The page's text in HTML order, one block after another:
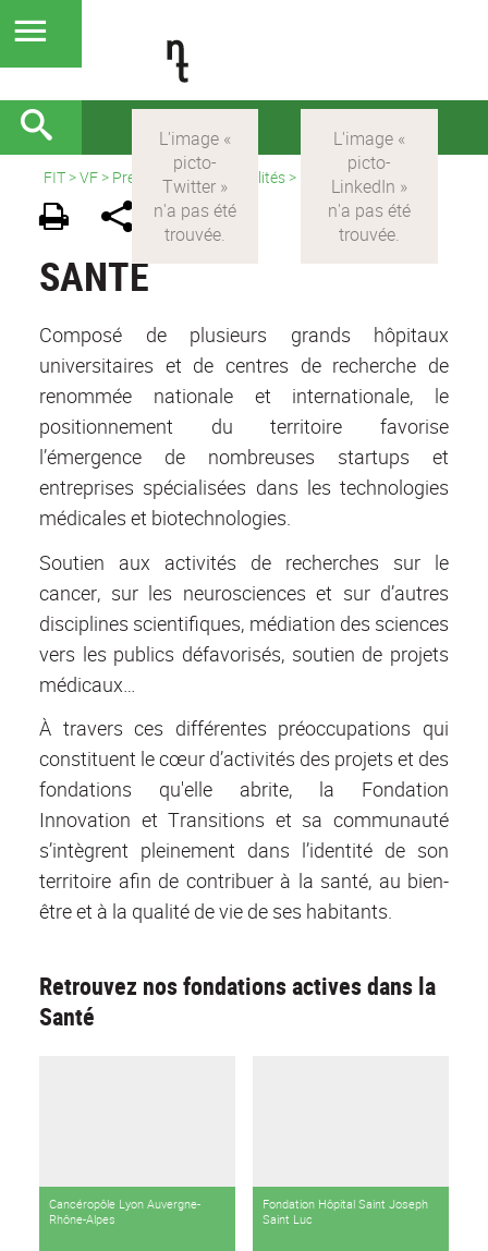
FIT>VF> Présentation et actualités> Santé
SANTÉ
Composé de plusieurs grands hôpitaux
universitaires et de centres de recherche de
renommée nationale et internationale, le
positionnement du territoire favorise
l’émergence de nombreuses startups et
entreprises spécialisées dans les technologies
médicales et biotechnologies.
Soutien aux activités de recherches sur le
cancer, sur les neurosciences et sur d’autres
disciplines scientifiques, médiation des sciences
vers les publics défavorisés, soutien de projets
médicaux…
À travers ces différentes préoccupations qui
constituent le cœur d’activités des projets et des
fondations qu'elle abrite, la Fondation
Innovation et Transitions et sa communauté
s’intègrent pleinement dans l’identité de son
territoire afin de contribuer à la santé, au bien-
être et à la qualité de vie de ses habitants.
Retrouvez nos fondations actives dans la
Santé
Cancéropôle Lyon Auvergne-
Rhône-Alpes
Fondation Hôpital Saint Joseph
Saint Luc